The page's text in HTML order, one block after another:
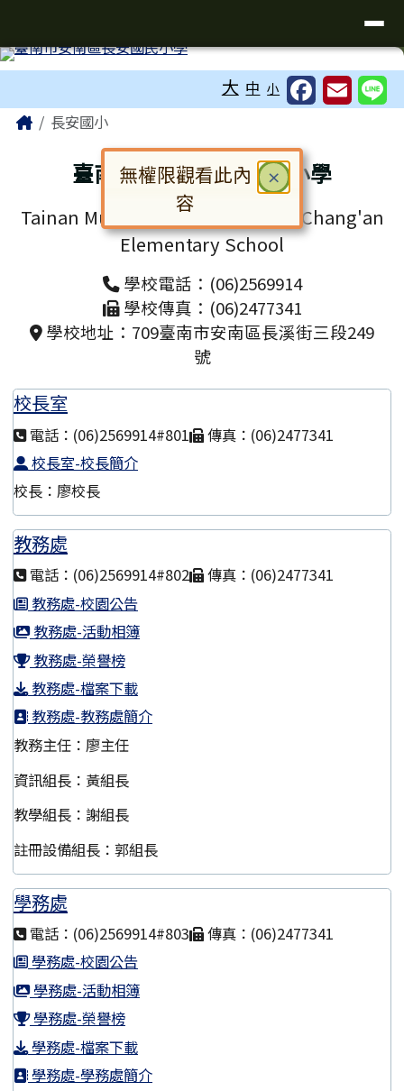
臺南市安南區長安國民小學全球資訊
大 中 小
主內容區域
Home長安國小
臺南市安南區長安國民小學
Tainan Municipal Annan District Chang'an
Elementary School
學校電話：(06)2569914
學校傳真：(06)2477341
學校地址：709臺南市安南區長溪街三段249
號
校長室
電話：(06)2569914#801
傳真：(06)2477341
校長室-校長簡介
校長：廖校長
教務處
電話：(06)2569914#802
傳真：(06)2477341
教務處-校園公告
教務處-活動相簿
教務處-榮譽榜
教務處-檔案下載
教務處-教務處簡介
教務主任：廖主任
資訊組長：黃組長
教學組長：謝組長
註冊設備組長：郭組長
學務處
電話：(06)2569914#803
傳真：(06)2477341
學務處-校園公告
學務處-活動相簿
學務處-榮譽榜
學務處-檔案下載
學務處-學務處簡介
頁尾區域
× 關閉
無權限觀看此內
容
對話框已開啟。請使用 Tab 鍵在